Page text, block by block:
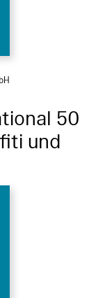
50
und